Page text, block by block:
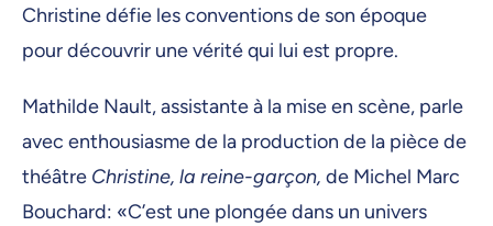
Christine défie les conventions de son époque
pour découvrir une vérité qui lui est propre.
Mathilde Nault, assistante à la mise en scène, parle
avec enthousiasme de la production de la pièce de
théâtre Christine, la reine-garçon, de Michel Marc
Bouchard: «C’est une plongée dans un univers